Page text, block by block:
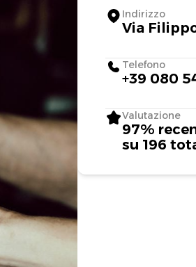
Indirizzo
Via
Telefono
+39 080
Valutazione
97%
su 196